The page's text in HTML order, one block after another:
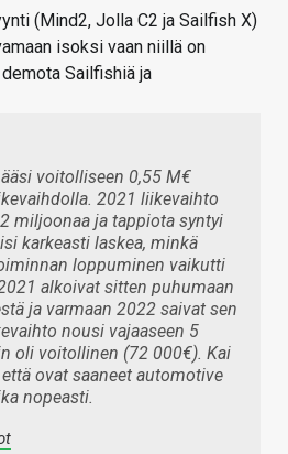
(Mind2, Jolla C2 ja Sailfish X)
isoksi vaan niillä on
Sailfishiä ja
voitolliseen 0,55 M€
2021 liikevaihto
miljoonaa ja tappiota syntyi
karkeasti laskea, minkä
loppuminen vaikutti
alkoivat sitten puhumaan
ja varmaan 2022 saivat sen
nousi vajaaseen 5
oli voitollinen (72 000€). Kai
ovat saaneet automotive
nopeasti.